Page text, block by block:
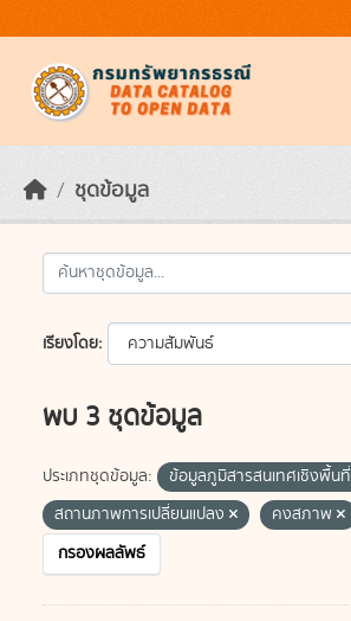
ชุดข้อมูล
เรียงโดย
พบ 3 ชุดข้อมูล
ประเภทชุดข้อมูล: ข้อมูลภูมิสารสนเทศเชิงพื้นที่
สถานภาพการเปลี่ยนแปลง
คงสภาพ
กรองผลลัพธ์